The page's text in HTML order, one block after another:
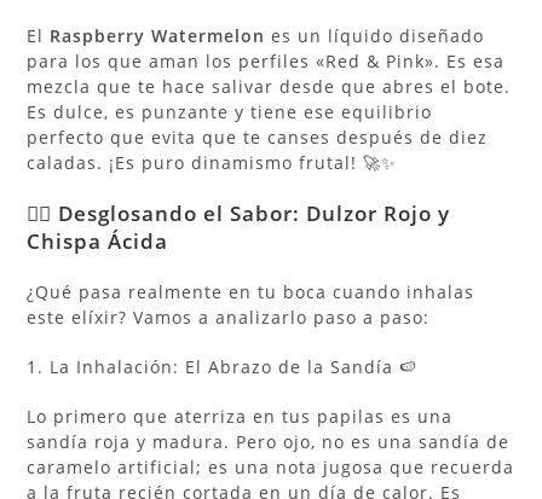
El Raspberry Watermelon es un líquido diseñado
para los que aman los perfiles «Red & Pink». Es esa
mezcla que te hace salivar desde que abres el bote.
Es dulce, es punzante y tiene ese equilibrio
perfecto que evita que te canses después de diez
caladas. ¡Es puro dinamismo frutal! 🚀✨
🕵️‍♂️ Desglosando el Sabor: Dulzor Rojo y
Chispa Ácida
¿Qué pasa realmente en tu boca cuando inhalas
este elíxir? Vamos a analizarlo paso a paso:
1. La Inhalación: El Abrazo de la Sandía 🍉
Lo primero que aterriza en tus papilas es una
sandía roja y madura. Pero ojo, no es una sandía de
caramelo artificial; es una nota jugosa que recuerda
a la fruta recién cortada en un día de calor. Es